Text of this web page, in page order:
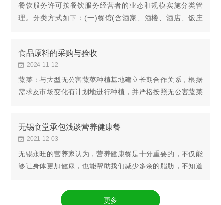
餐饮服务许可按餐饮服务经营者的业态和规模实施分类管
理。分类方式如下：(一)餐馆(含酒家、酒楼、酒店、饭庄
食品原料的采购与验收
2024-11-12
蔬菜：与大型无公害蔬菜种植基地建立长期合作关系，根据
需求及市场变化有计划地进行种植，并严格按照无公害蔬菜
无锡食堂承包浅谈营养健康餐
2021-12-03
无锡永旺的营养家认为，营养健康餐是十分重要的，不仅能
够让身体更加健康，也能帮助我们减少多余的脂肪，不知道
有下吧。早餐要注重营养一日之计在于晨，早餐要...
更多